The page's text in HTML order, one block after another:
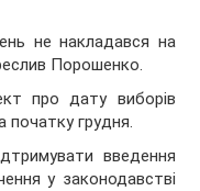
не накладався на
Порошенко.
про дату виборів
початку грудня.
введення
у законодавстві